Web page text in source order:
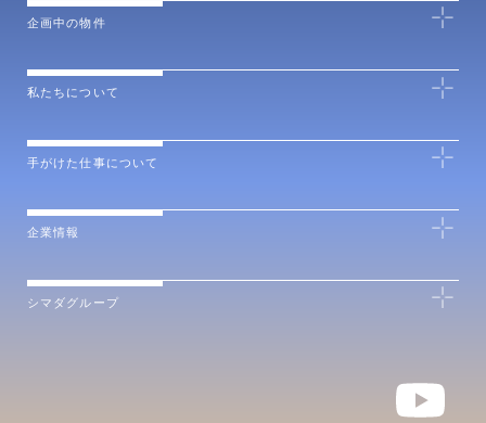
企画中の物件
私たちについて
手がけた仕事について
企業情報
シマダグループ